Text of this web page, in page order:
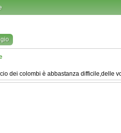
dei colombi è abbastanza difficile,delle